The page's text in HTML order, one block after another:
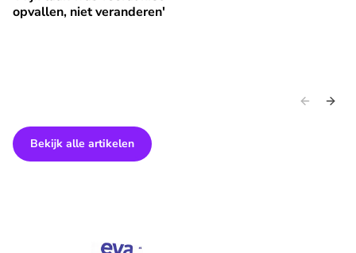
opvallen, niet veranderen'
Bekijk alle artikelen